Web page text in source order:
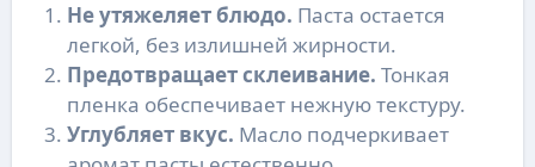
Не утяжеляет блюдо. Паста остается
легкой, без излишней жирности.
Предотвращает склеивание. Тонкая
пленка обеспечивает нежную текстуру.
Углубляет вкус. Масло подчеркивает